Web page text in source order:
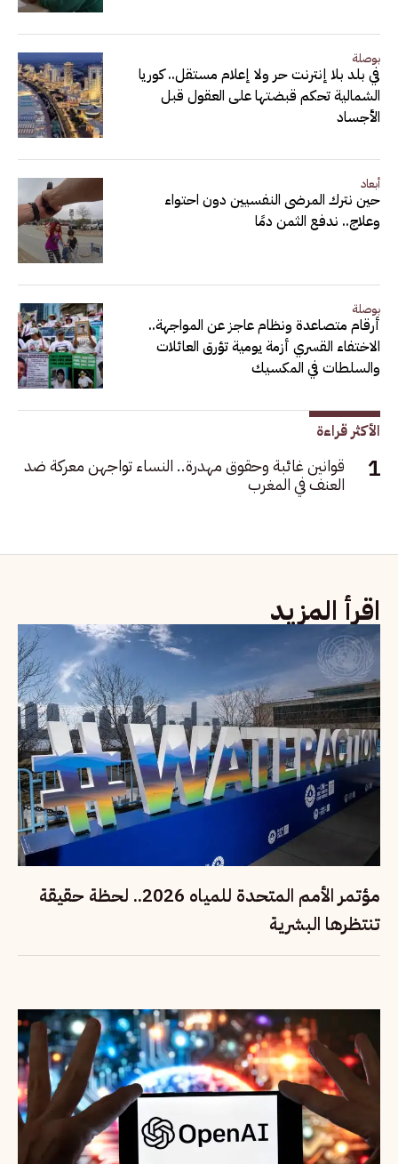
بوصلة
في بلد بلا إنترنت حر ولا إعلام مستقل.. كوريا
الشمالية تحكم قبضتها على العقول قبل
الأجساد
أبعاد
حين نترك المرضى النفسيين دون احتواء
وعلاج.. ندفع الثمن دمًا
بوصلة
أرقام متصاعدة ونظام عاجز عن المواجهة..
الاختفاء القسري أزمة يومية تؤرق العائلات
والسلطات في المكسيك
الأكثر قراءة
قوانين غائبة وحقوق مهدرة.. النساء تواجهن معركة ضد
العنف في المغرب
اقرأ المزيد
مؤتمر الأمم المتحدة للمياه 2026.. لحظة حقيقة
تنتظرها البشرية